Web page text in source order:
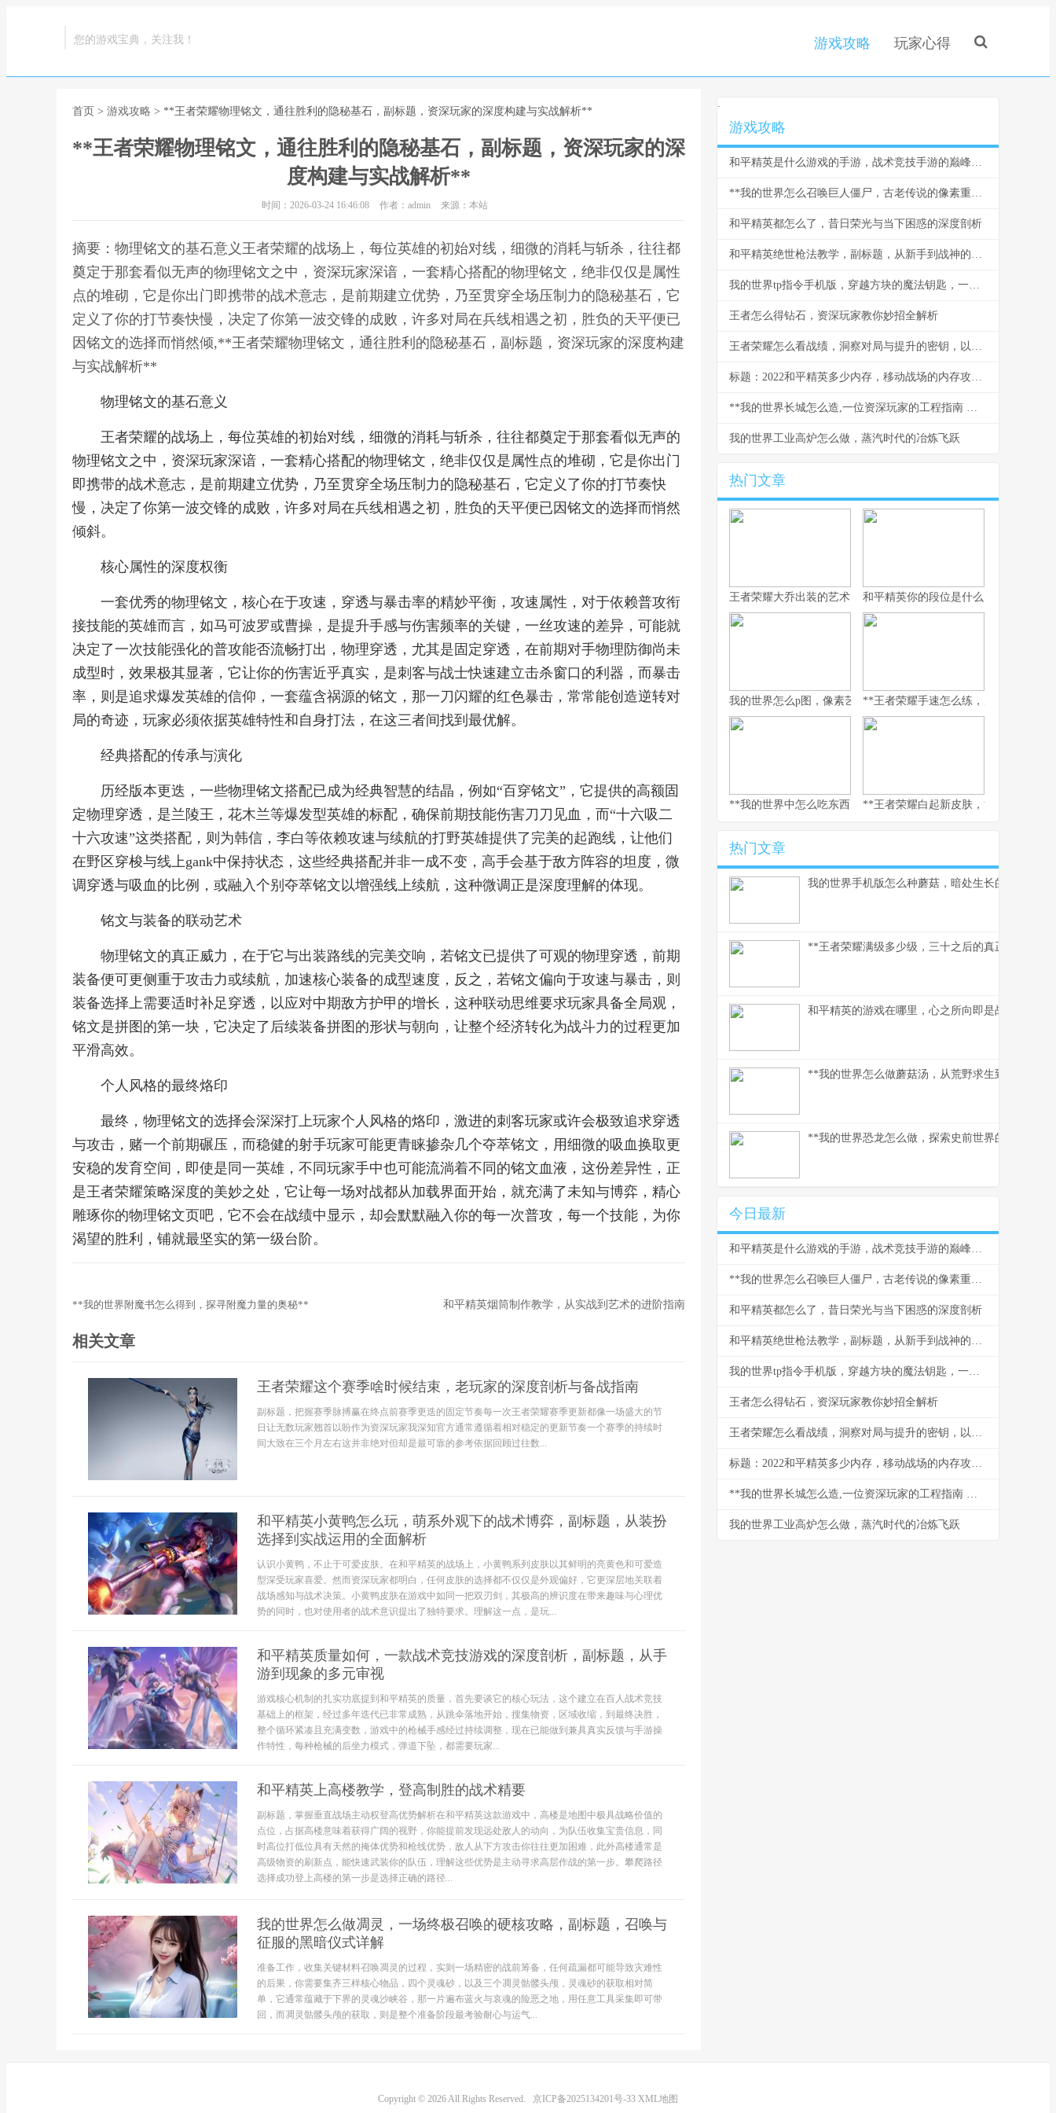
您的游戏宝典，关注我！ 游戏攻略 玩家心得
首页 > 游戏攻略 > **王者荣耀物理铭文，通往胜利的隐秘基石，副标题，资深玩家的深度构建与实战解析**
**王者荣耀物理铭文，通往胜利的隐秘基石，副标题，资深玩家的深
度构建与实战解析**
时间：2026-03-24 16:46:08 作者：admin 来源：本站
摘要：物理铭文的基石意义王者荣耀的战场上，每位英雄的初始对线，细微的消耗与斩杀，往往都
奠定于那套看似无声的物理铭文之中，资深玩家深谙，一套精心搭配的物理铭文，绝非仅仅是属性
点的堆砌，它是你出门即携带的战术意志，是前期建立优势，乃至贯穿全场压制力的隐秘基石，它
定义了你的打节奏快慢，决定了你第一波交锋的成败，许多对局在兵线相遇之初，胜负的天平便已
因铭文的选择而悄然倾,**王者荣耀物理铭文，通往胜利的隐秘基石，副标题，资深玩家的深度构建
与实战解析**
物理铭文的基石意义
王者荣耀的战场上，每位英雄的初始对线，细微的消耗与斩杀，往往都奠定于那套看似无声的
物理铭文之中，资深玩家深谙，一套精心搭配的物理铭文，绝非仅仅是属性点的堆砌，它是你出门
即携带的战术意志，是前期建立优势，乃至贯穿全场压制力的隐秘基石，它定义了你的打节奏快
慢，决定了你第一波交锋的成败，许多对局在兵线相遇之初，胜负的天平便已因铭文的选择而悄然
倾斜。
核心属性的深度权衡
一套优秀的物理铭文，核心在于攻速，穿透与暴击率的精妙平衡，攻速属性，对于依赖普攻衔
接技能的英雄而言，如马可波罗或曹操，是提升手感与伤害频率的关键，一丝攻速的差异，可能就
决定了一次技能强化的普攻能否流畅打出，物理穿透，尤其是固定穿透，在前期对手物理防御尚未
成型时，效果极其显著，它让你的伤害近乎真实，是刺客与战士快速建立击杀窗口的利器，而暴击
率，则是追求爆发英雄的信仰，一套蕴含祸源的铭文，那一刀闪耀的红色暴击，常常能创造逆转对
局的奇迹，玩家必须依据英雄特性和自身打法，在这三者间找到最优解。
经典搭配的传承与演化
历经版本更迭，一些物理铭文搭配已成为经典智慧的结晶，例如“百穿铭文”，它提供的高额固
定物理穿透，是兰陵王，花木兰等爆发型英雄的标配，确保前期技能伤害刀刀见血，而“十六吸二
十六攻速”这类搭配，则为韩信，李白等依赖攻速与续航的打野英雄提供了完美的起跑线，让他们
在野区穿梭与线上gank中保持状态，这些经典搭配并非一成不变，高手会基于敌方阵容的坦度，微
调穿透与吸血的比例，或融入个别夺萃铭文以增强线上续航，这种微调正是深度理解的体现。
铭文与装备的联动艺术
物理铭文的真正威力，在于它与出装路线的完美交响，若铭文已提供了可观的物理穿透，前期
装备便可更侧重于攻击力或续航，加速核心装备的成型速度，反之，若铭文偏向于攻速与暴击，则
装备选择上需要适时补足穿透，以应对中期敌方护甲的增长，这种联动思维要求玩家具备全局观，
铭文是拼图的第一块，它决定了后续装备拼图的形状与朝向，让整个经济转化为战斗力的过程更加
平滑高效。
个人风格的最终烙印
最终，物理铭文的选择会深深打上玩家个人风格的烙印，激进的刺客玩家或许会极致追求穿透
与攻击，赌一个前期碾压，而稳健的射手玩家可能更青睐掺杂几个夺萃铭文，用细微的吸血换取更
安稳的发育空间，即使是同一英雄，不同玩家手中也可能流淌着不同的铭文血液，这份差异性，正
是王者荣耀策略深度的美妙之处，它让每一场对战都从加载界面开始，就充满了未知与博弈，精心
雕琢你的物理铭文页吧，它不会在战绩中显示，却会默默融入你的每一次普攻，每一个技能，为你
渴望的胜利，铺就最坚实的第一级台阶。
**我的世界附魔书怎么得到，探寻附魔力量的奥秘** 和平精英烟筒制作教学，从实战到艺术的进阶指南
相关文章
王者荣耀这个赛季啥时候结束，老玩家的深度剖析与备战指南
副标题，把握赛季脉搏赢在终点前赛季更迭的固定节奏每一次王者荣耀赛季更新都像一场盛大的节
日让无数玩家翘首以盼作为资深玩家我深知官方通常遵循着相对稳定的更新节奏一个赛季的持续时
间大致在三个月左右这并非绝对但却是最可靠的参考依据回顾过往数...
和平精英小黄鸭怎么玩，萌系外观下的战术博弈，副标题，从装扮
选择到实战运用的全面解析
认识小黄鸭，不止于可爱皮肤。在和平精英的战场上，小黄鸭系列皮肤以其鲜明的亮黄色和可爱造
型深受玩家喜爱。然而资深玩家都明白，任何皮肤的选择都不仅仅是外观偏好，它更深层地关联着
战场感知与战术决策。小黄鸭皮肤在游戏中如同一把双刃剑，其极高的辨识度在带来趣味与心理优
势的同时，也对使用者的战术意识提出了独特要求。理解这一点，是玩...
和平精英质量如何，一款战术竞技游戏的深度剖析，副标题，从手
游到现象的多元审视
游戏核心机制的扎实功底提到和平精英的质量，首先要谈它的核心玩法，这个建立在百人战术竞技
基础上的框架，经过多年迭代已非常成熟，从跳伞落地开始，搜集物资，区域收缩，到最终决胜，
整个循环紧凑且充满变数，游戏中的枪械手感经过持续调整，现在已能做到兼具真实反馈与手游操
作特性，每种枪械的后坐力模式，弹道下坠，都需要玩家...
和平精英上高楼教学，登高制胜的战术精要
副标题，掌握垂直战场主动权登高优势解析在和平精英这款游戏中，高楼是地图中极具战略价值的
点位，占据高楼意味着获得广阔的视野，你能提前发现远处敌人的动向，为队伍收集宝贵信息，同
时高位打低位具有天然的掩体优势和枪线优势，敌人从下方攻击你往往更加困难，此外高楼通常是
高级物资的刷新点，能快速武装你的队伍，理解这些优势是主动寻求高层作战的第一步。攀爬路径
选择成功登上高楼的第一步是选择正确的路径...
我的世界怎么做凋灵，一场终极召唤的硬核攻略，副标题，召唤与
征服的黑暗仪式详解
准备工作，收集关键材料召唤凋灵的过程，实则一场精密的战前筹备，任何疏漏都可能导致灾难性
的后果，你需要集齐三样核心物品，四个灵魂砂，以及三个凋灵骷髅头颅，灵魂砂的获取相对简
单，它通常蕴藏于下界的灵魂沙峡谷，那一片遍布蓝火与哀魂的险恶之地，用任意工具采集即可带
回，而凋灵骷髅头颅的获取，则是整个准备阶段最考验耐心与运气...
.
游戏攻略
和平精英是什么游戏的手游，战术竞技手游的巅峰之作
**我的世界怎么召唤巨人僵尸，古老传说的像素重现**
和平精英都怎么了，昔日荣光与当下困惑的深度剖析
和平精英绝世枪法教学，副标题，从新手到战神的精准之道
我的世界tp指令手机版，穿越方块的魔法钥匙，一段关于空间与创造的奇幻之旅
王者怎么得钻石，资深玩家教你妙招全解析
王者荣耀怎么看战绩，洞察对局与提升的密钥，以数据为镜照见成长之路
标题：2022和平精英多少内存，移动战场的内存攻防战
**我的世界长城怎么造,一位资深玩家的工程指南 副标题,从规划到竣工的完整心得**
我的世界工业高炉怎么做，蒸汽时代的冶炼飞跃
热门文章
王者荣耀大乔出装的艺术，辅助之核的战术抉择
和平精英你的段位是什么：一段段位承
我的世界怎么p图，像素艺术与创意的交响**王者荣耀手速怎么练，从入门到精
**我的世界中怎么吃东西，生存与美味的核心法则，副标题，像素
**王者荣耀白起新皮肤，深渊咆哮的
热门文章
我的世界手机版怎么种蘑菇，暗处生长的美味与财
**王者荣耀满级多少级，三十之后的真正征途**
和平精英的游戏在哪里，心之所向即是战场，副标
**我的世界怎么做蘑菇汤，从荒野求生到精致烹饪
**我的世界恐龙怎么做，探索史前世界的模组之旅
今日最新
和平精英是什么游戏的手游，战术竞技手游的巅峰之作
**我的世界怎么召唤巨人僵尸，古老传说的像素重现**
和平精英都怎么了，昔日荣光与当下困惑的深度剖析
和平精英绝世枪法教学，副标题，从新手到战神的精准之道
我的世界tp指令手机版，穿越方块的魔法钥匙，一段关于空间与创造的奇幻之旅
王者怎么得钻石，资深玩家教你妙招全解析
王者荣耀怎么看战绩，洞察对局与提升的密钥，以数据为镜照见成长之路
标题：2022和平精英多少内存，移动战场的内存攻防战
**我的世界长城怎么造,一位资深玩家的工程指南 副标题,从规划到竣工的完整心得**
我的世界工业高炉怎么做，蒸汽时代的冶炼飞跃
Copyright © 2026 All Rights Reserved. 京ICP备2025134201号-33 XML地图